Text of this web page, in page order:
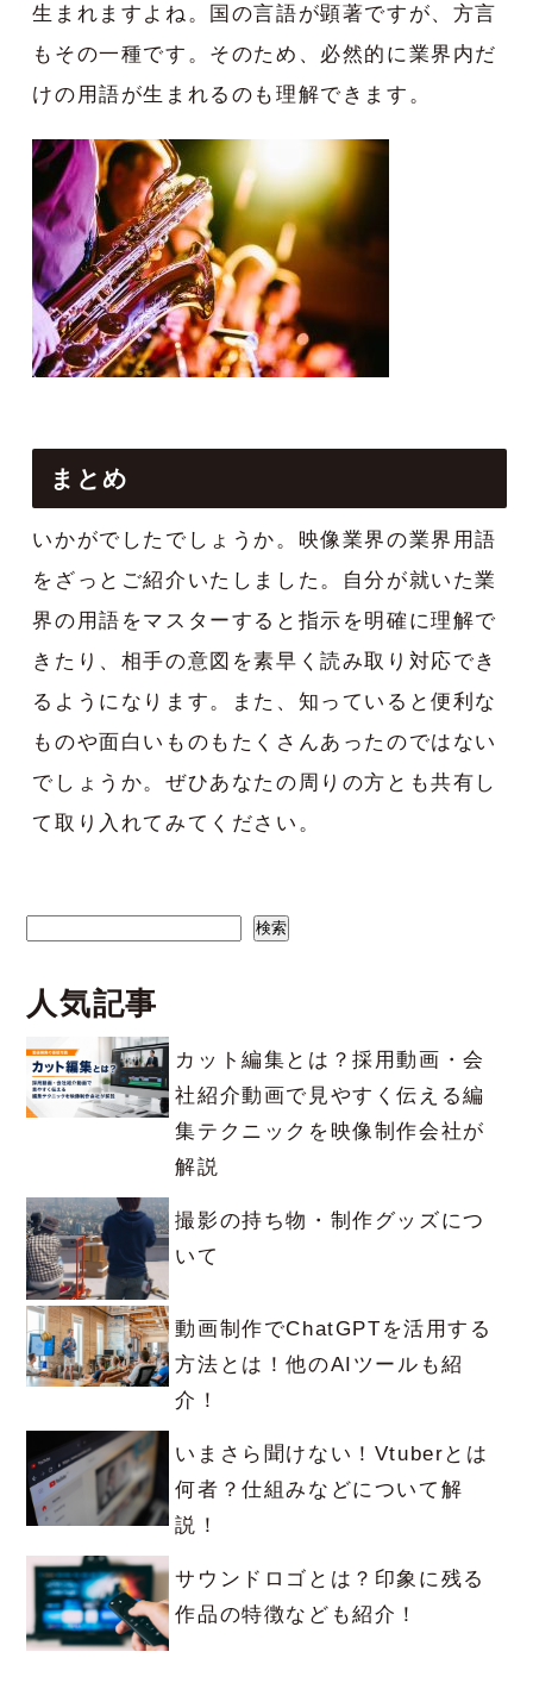
生まれますよね。国の言語が顕著ですが、方言
もその一種です。そのため、必然的に業界内だ
けの用語が生まれるのも理解できます。
まとめ
いかがでしたでしょうか。映像業界の業界用語
をざっとご紹介いたしました。自分が就いた業
界の用語をマスターすると指示を明確に理解で
きたり、相手の意図を素早く読み取り対応でき
るようになります。また、知っていると便利な
ものや面白いものもたくさんあったのではない
でしょうか。ぜひあなたの周りの方とも共有し
て取り入れてみてください。
検索
人気記事
カット編集とは？採用動画・会
社紹介動画で見やすく伝える編
集テクニックを映像制作会社が
解説
撮影の持ち物・制作グッズにつ
いて
動画制作でChatGPTを活用する
方法とは！他のAIツールも紹
介！
いまさら聞けない！Vtuberとは
何者？仕組みなどについて解
説！
サウンドロゴとは？印象に残る
作品の特徴なども紹介！